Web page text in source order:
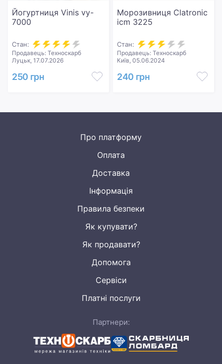
Йогуртниця Vinis vy-
7000
Стан:
Продавець: Техноскарб
Луцьк, 17.07.2026
250 грн
Морозивниця Clatronic
icm 3225
Стан:
Продавець: Техноскарб
Київ, 05.06.2024
240 грн
Про платформу
Оплата
Доставка
Інформація
Правила безпеки
Як купувати?
Як продавати?
Допомога
Сервіси
Платні послуги
Партнери: